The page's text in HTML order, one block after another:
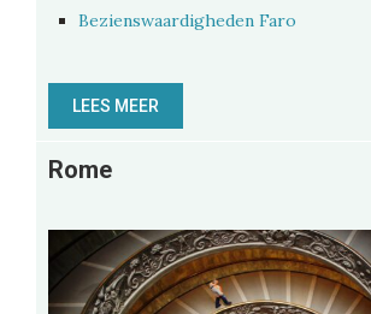
Bezienswaardigheden Faro
LEES MEER
Rome